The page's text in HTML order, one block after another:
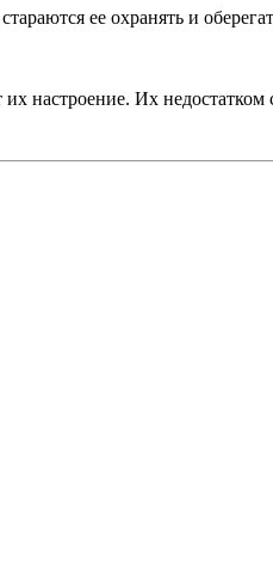
ее охранять и
настроение. Их недостатком